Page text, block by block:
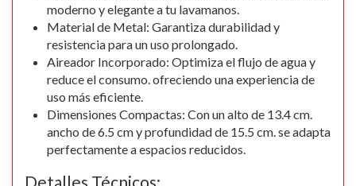
moderno y elegante a tu lavamanos.
Material de Metal: Garantiza durabilidad y
resistencia para un uso prolongado.
Aireador Incorporado: Optimiza el flujo de agua y
reduce el consumo. ofreciendo una experiencia de
uso más eficiente.
Dimensiones Compactas: Con un alto de 13.4 cm.
ancho de 6.5 cm y profundidad de 15.5 cm. se adapta
perfectamente a espacios reducidos.
Detalles Técnicos: